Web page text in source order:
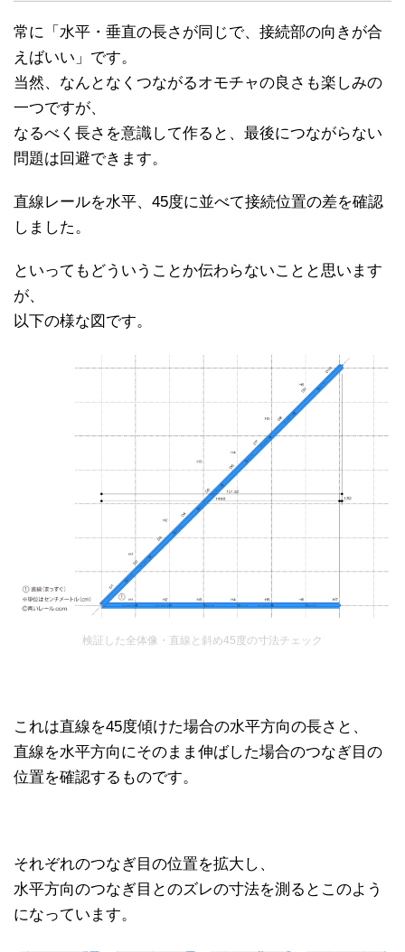
常に「水平・垂直の長さが同じで、接続部の向きが合
えばいい」です。
当然、なんとなくつながるオモチャの良さも楽しみの
一つですが、
なるべく長さを意識して作ると、最後につながらない
問題は回避できます。
直線レールを水平、45度に並べて接続位置の差を確認
しました。
といってもどういうことか伝わらないことと思います
が、
以下の様な図です。
検証した全体像・直線と斜め45度の寸法チェック
これは直線を45度傾けた場合の水平方向の長さと、
直線を水平方向にそのまま伸ばした場合のつなぎ目の
位置を確認するものです。
それぞれのつなぎ目の位置を拡大し、
水平方向のつなぎ目とのズレの寸法を測るとこのよう
になっています。